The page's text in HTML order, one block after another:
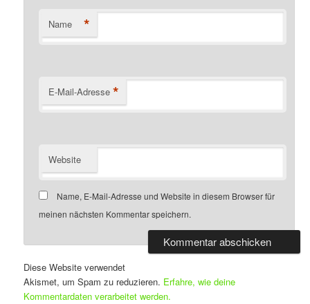
Name *
E-Mail-Adresse *
Website
Name, E-Mail-Adresse und Website in diesem Browser für
meinen nächsten Kommentar speichern.
Diese Website verwendet
Akismet, um Spam zu reduzieren. Erfahre, wie deine
Kommentardaten verarbeitet werden.